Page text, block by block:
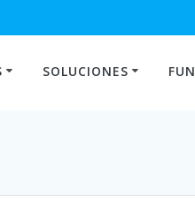
SOLUCIONES